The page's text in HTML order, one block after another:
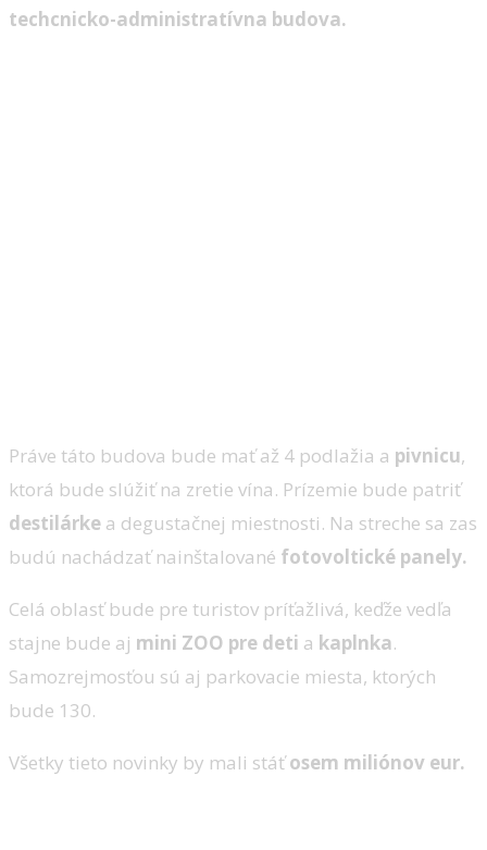
techcnicko-administratívna budova.
Práve táto budova bude mať až 4 podlažia a pivnicu,
ktorá bude slúžiť na zretie vína. Prízemie bude patriť
destilárke a degustačnej miestnosti. Na streche sa zas
budú nachádzať nainštalované fotovoltické panely.
Celá oblasť bude pre turistov príťažlivá, keďže vedľa
stajne bude aj mini ZOO pre deti a kaplnka.
Samozrejmosťou sú aj parkovacie miesta, ktorých
bude 130.
Všetky tieto novinky by mali stáťosem miliónov eur.